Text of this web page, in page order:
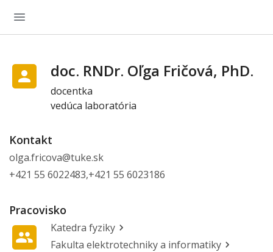
doc. RNDr. Oľga Fričová, PhD.
docentka
vedúca laboratória
Kontakt
olga.fricova@tuke.sk
+421 55 6022483,+421 55 6023186
Pracovisko
Katedra fyziky
Fakulta elektrotechniky a informatiky